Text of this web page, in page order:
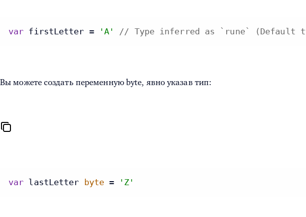
var firstLetter = 'A' // Type inferred as `rune` (Default
Вы можете создать переменную byte, явно указав тип:
var lastLetter byte = 'Z'